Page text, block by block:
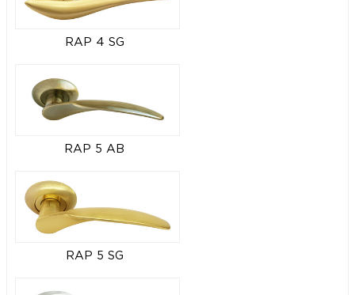
RAP 4 SG
RAP 5 AB
RAP 5 SG